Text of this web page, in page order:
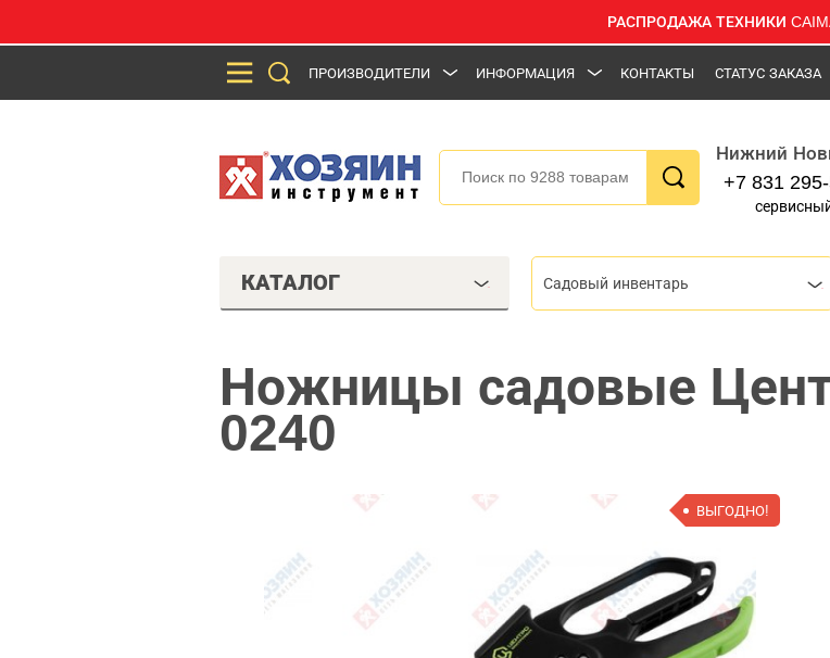
РАСПРОДАЖА ТЕХНИКИ
ПРОИЗВОДИТЕЛИ ИНФОРМАЦИЯ КОНТАКТЫ СТАТУС ЗАКАЗА
Нижний
+7 831
КАТАЛОГ Садовый инвентарь
Ножницы садовые
0240
ВЫГОДНО!